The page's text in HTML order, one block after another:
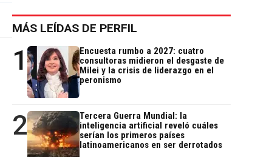
MÁS LEÍDAS DE PERFIL
1
Encuesta rumbo a 2027: cuatro
consultoras midieron el desgaste de
Milei y la crisis de liderazgo en el
peronismo
2
Tercera Guerra Mundial: la
inteligencia artificial reveló cuáles
serían los primeros países
latinoamericanos en ser derrotados